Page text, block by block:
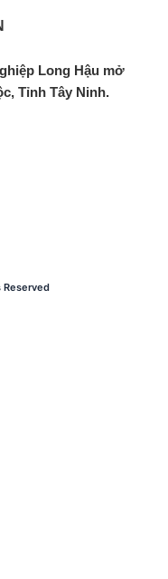
Long Hậu mở
Tỉnh Tây Ninh.
Reserved